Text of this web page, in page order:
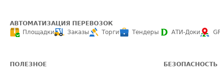
АВТОМАТИЗАЦИЯ ПЕРЕВОЗОК
Площадки
Заказы Торги Тендеры АТИ-Доки
ПОЛЕЗНОЕ БЕЗОПАСНОСТЬ